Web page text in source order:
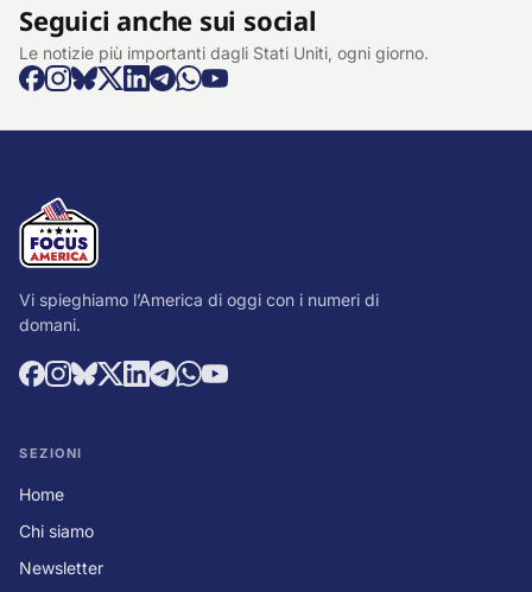
Seguici anche sui social
Le notizie più importanti dagli Stati Uniti, ogni giorno.
Vi spieghiamo l’America di oggi con i numeri di
domani.
SEZIONI
Home
Chi siamo
Newsletter